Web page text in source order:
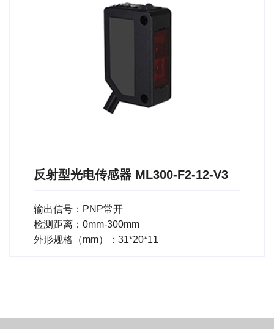
反射型光电传感器 ML300-F2-12-V3
输出信号：PNP常开
检测距离：0mm-300mm
外形规格（mm）：31*20*11